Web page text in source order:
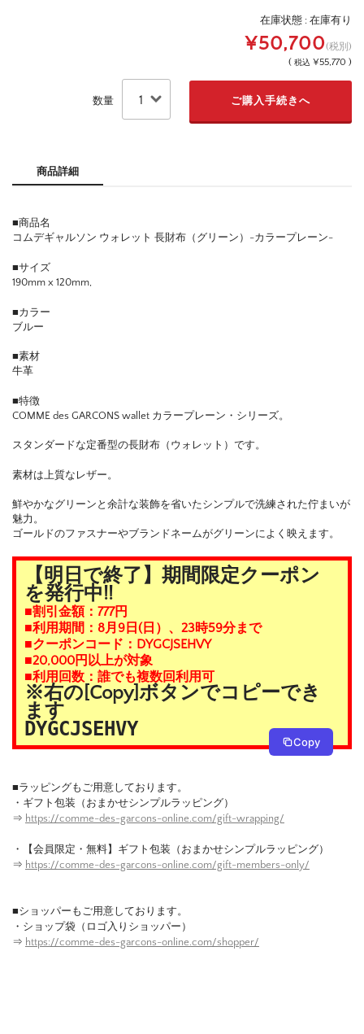
在庫状態 : 在庫有り
¥50,700(税別)
( 税込 ¥55,770 )
数量
商品詳細
■商品名
コムデギャルソン ウォレット 長財布（グリーン）-カラープレーン-
■サイズ
190mm x 120mm,
■カラー
ブルー
■素材
牛革
■特徴
COMME des GARCONS wallet カラープレーン・シリーズ。
スタンダードな定番型の長財布（ウォレット）です。
素材は上質なレザー。
鮮やかなグリーンと余計な装飾を省いたシンプルで洗練された佇まいが
魅力。
ゴールドのファスナーやブランドネームがグリーンによく映えます。
【明日で終了】期間限定クーポン
を発行中!!
■割引金額：777円
■利用期間：8月9日(日）、23時59分まで
■クーポンコード：DYGCJSEHVY
■20,000円以上が対象
■利用回数：誰でも複数回利用可
※右の[Copy]ボタンでコピーでき
ます
DYGCJSEHVY
Copy
■ラッピングもご用意しております。
・ギフト包装（おまかせシンプルラッピング）
⇒ https://comme-des-garcons-online.com/gift-wrapping/
・【会員限定・無料】ギフト包装（おまかせシンプルラッピング）
⇒ https://comme-des-garcons-online.com/gift-members-only/
■ショッパーもご用意しております。
・ショップ袋（ロゴ入りショッパー）
⇒ https://comme-des-garcons-online.com/shopper/